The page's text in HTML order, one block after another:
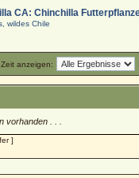
CA: Chinchilla
wildes Chile
anzeigen:
vorhanden . . .
]